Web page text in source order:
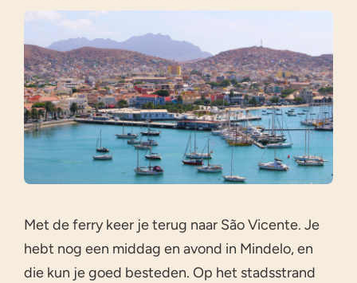
Met de ferry keer je terug naar São Vicente. Je
hebt nog een middag en avond in Mindelo, en
die kun je goed besteden. Op het stadsstrand